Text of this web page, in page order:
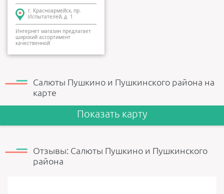
г. Красноармейск, пр.
Испытателей, д. 1
Интернет магазин предлагает
широкий ассортимент
качественной
пиротехнической пр...
Салюты Пушкино и Пушкинского района на
карте
Показать карту
Отзывы: Салюты Пушкино и Пушкинского
района